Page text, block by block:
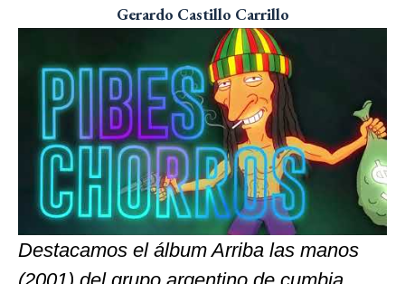
Gerardo Castillo Carrillo
Destacamos el álbum Arriba las manos